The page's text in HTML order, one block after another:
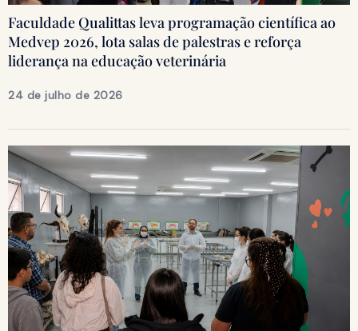
Faculdade Qualittas leva programação científica ao
Medvep 2026, lota salas de palestras e reforça
liderança na educação veterinária
24 de julho de 2026